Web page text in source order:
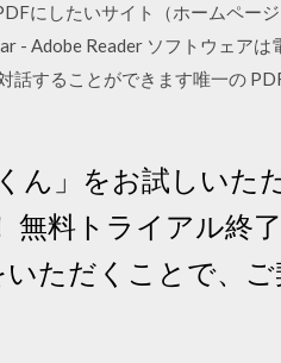
にしたいサイト（ホームページ
- Adobe Reader ソフトウェアは
話することができます唯一の
ん」をお試しいた
料トライアル終
ただくことで、